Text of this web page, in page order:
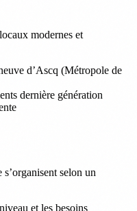
modernes et
d’Ascq (Métropole de
dernière génération
selon un
et les besoins